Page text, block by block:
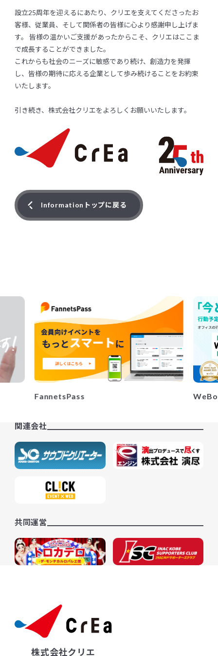
設立25周年を迎えるにあたり、クリエを支えてくださったお
客様、従業員、そして関係者の皆様に心より感謝申し上げま
す。 皆様の温かいご支援があったからこそ、クリエはここま
で成長することができました。
これからも社会のニーズに敏感であり続け、創造力を発揮
し、皆様の期待に応える企業として歩み続けることをお約束
いたします。
引き続き、株式会社クリエをよろしくお願いいたします。
Informationトップに戻る
FannetsPass
関連会社
共同運営
株式会社クリエ